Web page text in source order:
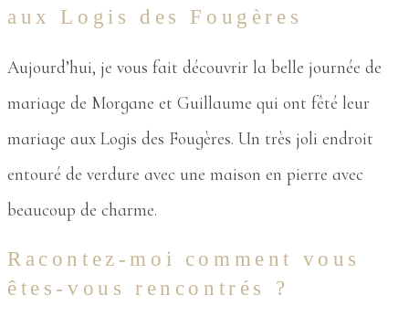
aux Logis des Fougères
Aujourd’hui, je vous fait découvrir la belle journée de
mariage de Morgane et Guillaume qui ont fêté leur
mariage aux Logis des Fougères. Un très joli endroit
entouré de verdure avec une maison en pierre avec
beaucoup de charme.
Racontez-moi comment vous
êtes-vous rencontrés ?